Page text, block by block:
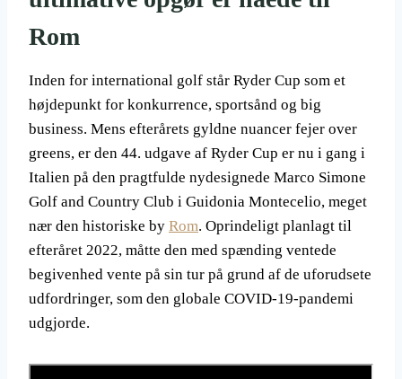
Rom
Inden for international golf står Ryder Cup som et
højdepunkt for konkurrence, sportsånd og big
business. Mens efterårets gyldne nuancer fejer over
greens, er den 44. udgave af Ryder Cup er nu i gang i
Italien på den pragtfulde nydesignede Marco Simone
Golf and Country Club i Guidonia Montecelio, meget
nær den historiske by Rom. Oprindeligt planlagt til
efteråret 2022, måtte den med spænding ventede
begivenhed vente på sin tur på grund af de uforudsete
udfordringer, som den globale COVID-19-pandemi
udgjorde.